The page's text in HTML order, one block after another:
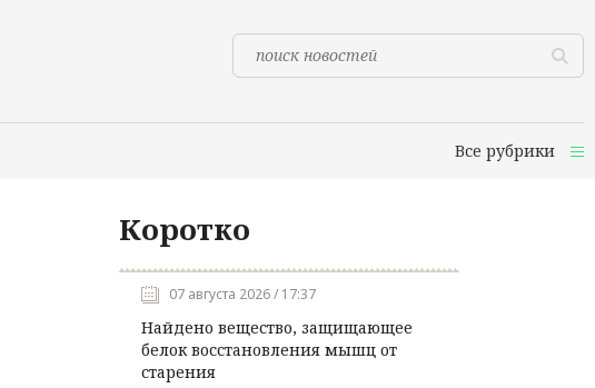
Все рубрики
Коротко
07 августа 2026 / 17:37
Найдено вещество, защищающее
белок восстановления мышц от
старения